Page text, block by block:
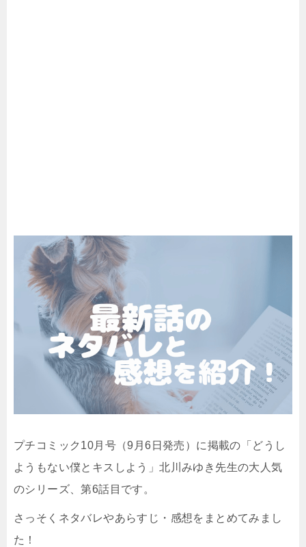
プチコミック10月号（9月6日発売）に掲載の「どうし
ようもない僕とキスしよう」北川みゆき先生の大人気
のシリーズ、第6話目です。
さっそくネタバレやあらすじ・感想をまとめてみまし
た！